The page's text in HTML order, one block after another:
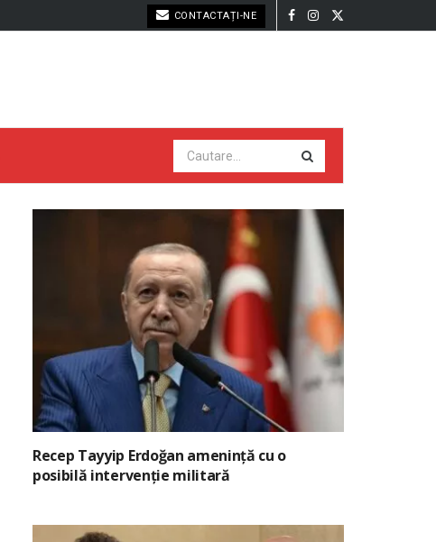
CONTACTAȚI-NE
Recep Tayyip Erdoğan amenință cu o
posibilă intervenție militară